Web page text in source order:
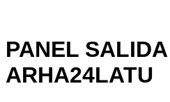
PANEL
ARHA24LATU